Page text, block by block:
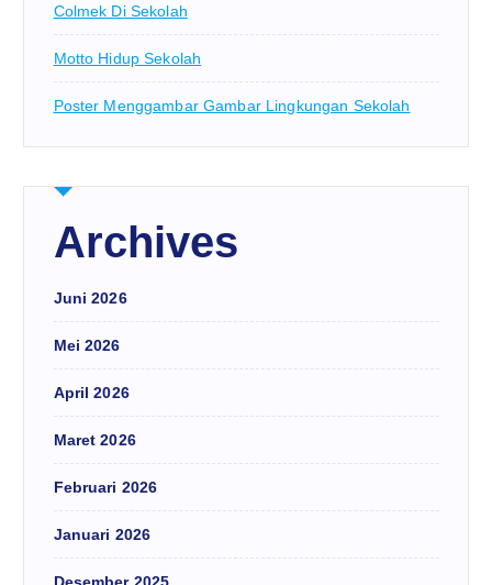
Colmek Di Sekolah
Motto Hidup Sekolah
Poster Menggambar Gambar Lingkungan Sekolah
Archives
Juni 2026
Mei 2026
April 2026
Maret 2026
Februari 2026
Januari 2026
Desember 2025